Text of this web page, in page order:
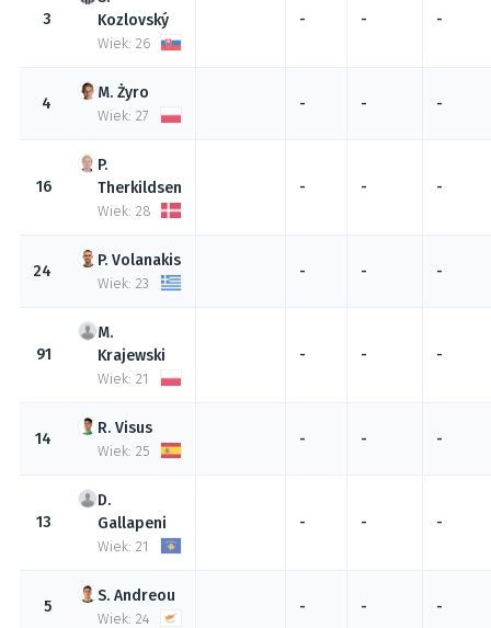
3 Kozlovský
Wiek: 26
- - -
4
Żyro
Wiek: 27
- - -
16 Therkildsen
Wiek: 28
- - -
24
Volanakis
Wiek: 23
- - -
91 Krajewski
Wiek: 21
- - -
14
Visus
Wiek: 25
- - -
13 Gallapeni
Wiek: 21
- - -
5
Andreou
Wiek: 24
- - -